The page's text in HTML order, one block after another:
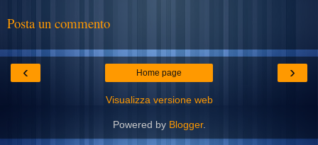
Posta un commento
‹ ›
Home page
Visualizza versione web
Powered by Blogger.